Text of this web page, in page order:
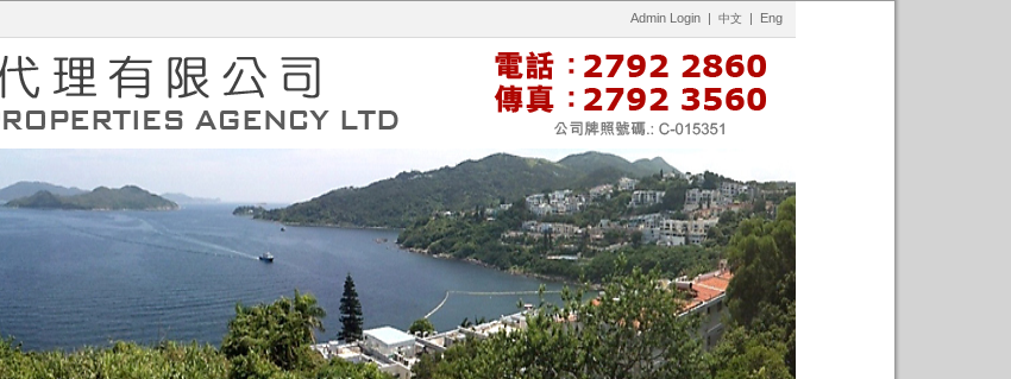
Admin Login | 中文 | Eng